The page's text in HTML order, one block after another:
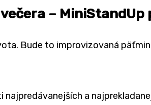
–
Bude to improvizovaná
a